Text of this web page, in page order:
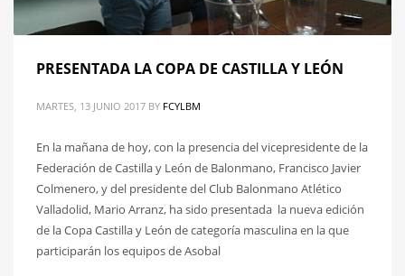
PRESENTADA LA COPA DE CASTILLA Y LEÓN
MARTES, 13 JUNIO 2017 BY FCYLBM
En la mañana de hoy, con la presencia del vicepresidente de la
Federación de Castilla y León de Balonmano, Francisco Javier
Colmenero, y del presidente del Club Balonmano Atlético
Valladolid, Mario Arranz, ha sido presentada la nueva edición
de la Copa Castilla y León de categoría masculina en la que
participarán los equipos de Asobal